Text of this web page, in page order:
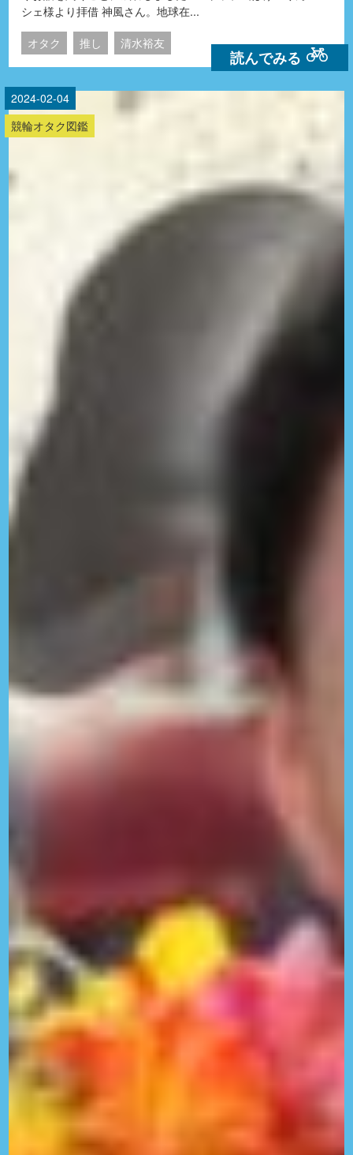
シェ様より拝借 神風さん。地球在...
オタク 推し 清水裕友
読んでみる
2024-02-04
競輪オタク図鑑